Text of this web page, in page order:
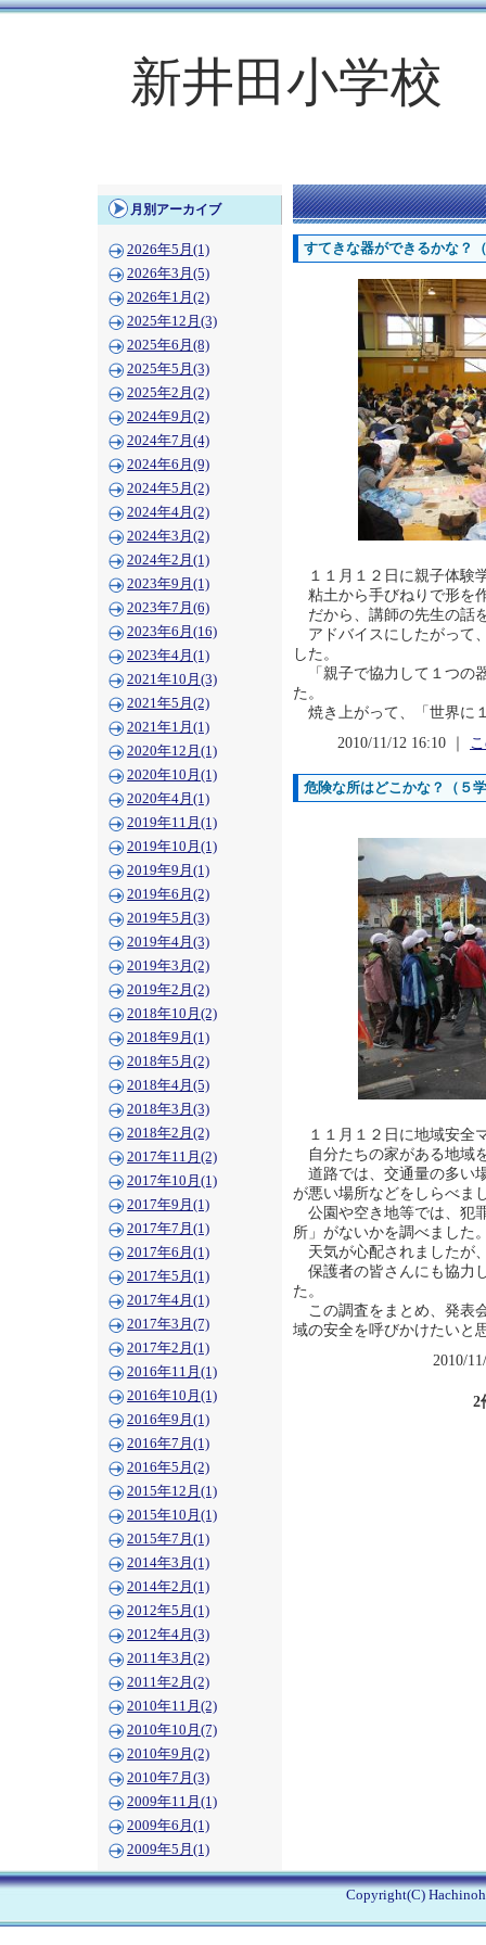
新井田小学校
月別アーカイブ
2026年5月(1)
2026年3月(5)
2026年1月(2)
2025年12月(3)
2025年6月(8)
2025年5月(3)
2025年2月(2)
2024年9月(2)
2024年7月(4)
2024年6月(9)
2024年5月(2)
2024年4月(2)
2024年3月(2)
2024年2月(1)
2023年9月(1)
2023年7月(6)
2023年6月(16)
2023年4月(1)
2021年10月(3)
2021年5月(2)
2021年1月(1)
2020年12月(1)
2020年10月(1)
2020年4月(1)
2019年11月(1)
2019年10月(1)
2019年9月(1)
2019年6月(2)
2019年5月(3)
2019年4月(3)
2019年3月(2)
2019年2月(2)
2018年10月(2)
2018年9月(1)
2018年5月(2)
2018年4月(5)
2018年3月(3)
2018年2月(2)
2017年11月(2)
2017年10月(1)
2017年9月(1)
2017年7月(1)
2017年6月(1)
2017年5月(1)
2017年4月(1)
2017年3月(7)
2017年2月(1)
2016年11月(1)
2016年10月(1)
2016年9月(1)
2016年7月(1)
2016年5月(2)
2015年12月(1)
2015年10月(1)
2015年7月(1)
2014年3月(1)
2014年2月(1)
2012年5月(1)
2012年4月(3)
2011年3月(2)
2011年2月(2)
2010年11月(2)
2010年10月(7)
2010年9月(2)
2010年7月(3)
2009年11月(1)
2009年6月(1)
2009年5月(1)
すてきな器ができるかな？
１１月１２日に親子体験
粘土から手びねりで形を
だから、講師の先生の話
アドバイスにしたがって
した。
「親子で協力して１つの
た。
焼き上がって、「世界に
2010/11/12 16:10 ｜
危険な所はどこかな？（５
１１月１２日に地域安全
自分たちの家がある地域
道路では、交通量の多い
が悪い場所などをしらべま
公園や空き地等では、犯
所」がないかを調べました
天気が心配されましたが
保護者の皆さんにも協力
た。
この調査をまとめ、発表
域の安全を呼びかけたいと
2010/
2
Copyright(C)